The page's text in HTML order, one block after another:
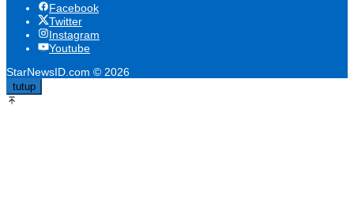
Facebook
Twitter
Instagram
Youtube
StarNewsID.com © 2026
tutup